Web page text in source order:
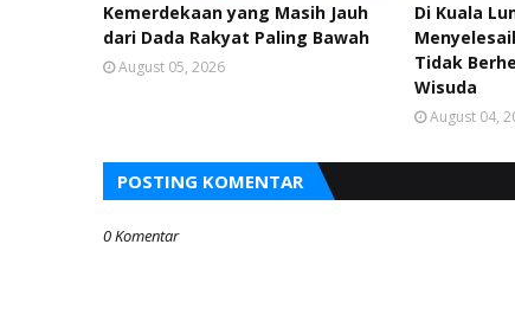
Kemerdekaan yang Masih Jauh
dari Dada Rakyat Paling Bawah
August 05, 2026
Di Kuala
Tidak
Wisuda
August 04,
POSTING KOMENTAR
0 Komentar